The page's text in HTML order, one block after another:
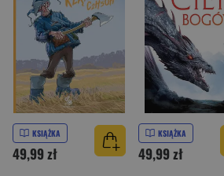
KSIĄŻKA
49,99 zł
KSIĄŻKA
49,99 zł